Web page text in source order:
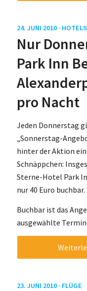
24. JUNI 2010 · HOTELS
Nur
Park Inn
pro Nacht
Jeden Donnerstag
„Sonnerstag-
hinter der Aktion
Schnäppchen:
Sterne-Hotel Park
nur 40 Euro buchbar.
Buchbar ist das
ausgewählte
23. JUNI 2010 · FLÜGE